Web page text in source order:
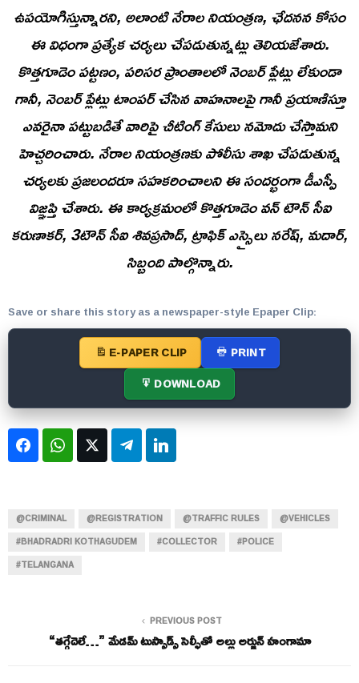
ఉపయోగిస్తున్నారని, అలాంటి నేరాల నియంత్రణ, ఛేదనన కోసం
ఈ విధంగా ప్రత్యేక చర్యలు చేపడుతున్నట్లు తెలియజేశారు.
కొత్తగూడెం పట్టణం, పరిసర ప్రాంతాలలో నెంబర్ ప్లేట్లు లేకుండా
గానీ, నెంబర్ ప్లేట్లు టాంపర్ చేసిన వాహనాలపై గానీ ప్రయాణిస్తూ
ఎవరైనా పట్టుబడితే వారిపై చీటింగ్ కేసులు నమోదు చేస్తామని
హెచ్చరించారు. నేరాల నియంత్రణకు పోలీసు శాఖ చేపడుతున్న
చర్యలకు ప్రజలందరూ సహకరించాలని ఈ సందర్భంగా డీఎస్పీ
విజ్ఞప్తి చేశారు. ఈ కార్యక్రమంలో కొత్తగూడెం వన్ టౌన్ సీఐ
కరుణాకర్, 3టౌన్ సీఐ శివప్రసాద్, ట్రాఫిక్ ఎస్సైలు నరేష్, మదార్,
సిబ్బంది పాల్గొన్నారు.
Save or share this story as a newspaper-style Epaper Clip:
E-PAPER CLIP
PRINT
DOWNLOAD
FacebookWhatsApp
Twitter Telegram
@CRIMINAL @REGISTRATION @TRAFFIC RULES
@VEHICLES
#BHADRADRI KOTHAGUDEM
#COLLECTOR
#POLICE
#TELANGANA
PREVIOUS POST
“తగ్గేదెలే…” మేడమ్ టుస్సాడ్స్ సెల్ఫీతో అల్లు అర్జున్ హంగామా